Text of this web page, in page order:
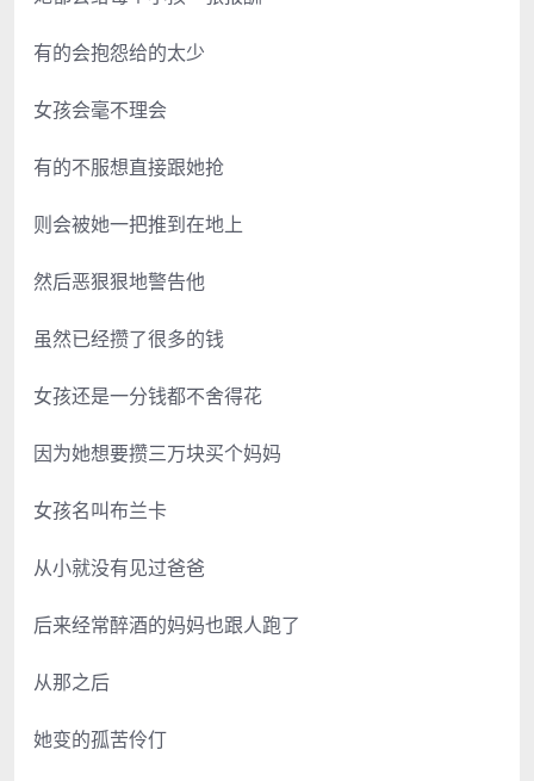
有的会抱怨给的太少
女孩会毫不理会
有的不服想直接跟她抢
则会被她一把推到在地上
然后恶狠狠地警告他
虽然已经攒了很多的钱
女孩还是一分钱都不舍得花
因为她想要攒三万块买个妈妈
女孩名叫布兰卡
从小就没有见过爸爸
后来经常醉酒的妈妈也跟人跑了
从那之后
她变的孤苦伶仃